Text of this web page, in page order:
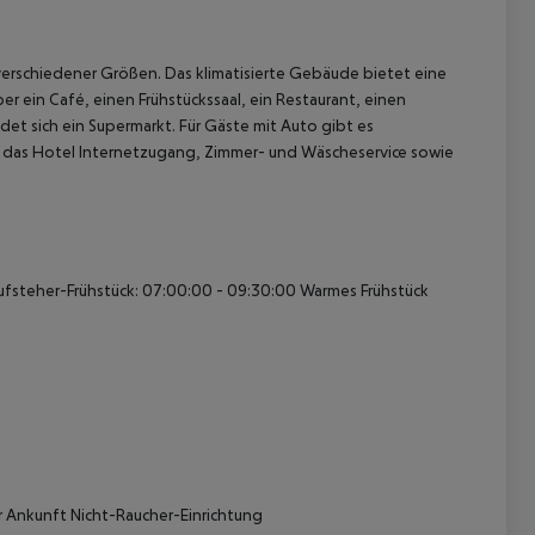
Größen. Das klimatisierte Gebäude bietet eine
ein Café, einen Frühstückssaal, ein Restaurant, einen
sich ein Supermarkt. Für Gäste mit Auto gibt es
Hotel Internetzugang, Zimmer- und Wäscheservice sowie
Frühstück: 07:00:00 - 09:30:00 Warmes Frühstück
Ankunft Nicht-Raucher-Einrichtung